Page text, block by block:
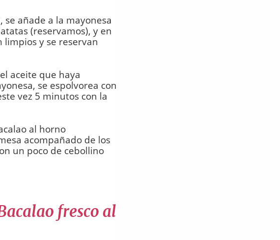
añade a la mayonesa
(reservamos), y en
y se reservan
aceite que haya
se espolvorea con
vez 5 minutos con la
al horno
acompañado de los
un poco de cebollino
fresco al